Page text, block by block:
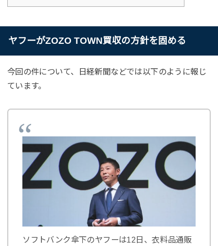
ヤフーがZOZO TOWN買収の方針を固める
今回の件について、日経新聞などでは以下のように報じ
ています。
ソフトバンク傘下のヤフーは12日、衣料品通販